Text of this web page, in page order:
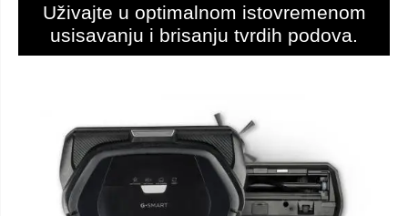
Uživajte u optimalnom istovremenom
usisavanju i brisanju tvrdih podova.